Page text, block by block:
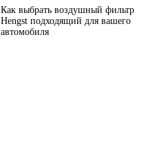
Как выбрать воздушный фильтр
Hengst подходящий для вашего
автомобиля